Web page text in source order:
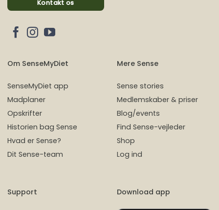
Kontakt os
Om SenseMyDiet
SenseMyDiet app
Madplaner
Opskrifter
Historien bag Sense
Hvad er Sense?
Dit Sense-team
Mere Sense
Sense stories
Medlemskaber & priser
Blog/events
Find Sense-vejleder
Shop
Log ind
Support Download app